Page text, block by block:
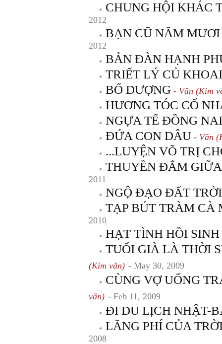
CHUNG HỘI KHÁC
2012
BẠN CŨ NĂM
2012
BẢN ĐÀN HẠNH
TRIẾT LÝ CỦ KHOAI
BỐ DƯỢNG - Văn (Kim
HƯƠNG TÓC CỐ
NGỰA TẾ ĐỒNG NAI
ĐỨA CON DÂU - Văn
...LUYỆN VÕ TRỊ
THUYỀN ĐẮM
2011
NGỘ ĐẠO ĐẤT TRỜI
TẠP BÚT TRÀM CÀ
2010
HẠT TÌNH HỒI SINH
TUỔI GIÀ LÀ THỜI
(Kim văn) - May 30, 2009
CÙNG VỢ UỐNG
văn) - Feb 11, 2009
ĐI DU LỊCH NHẬT-
LÃNG PHÍ CỦA
2008